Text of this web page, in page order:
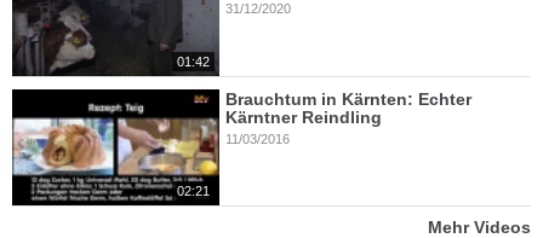
01:42
31/12/2020
02:21
Brauchtum in Kärnten: Echter
Kärntner Reindling
11/03/2016
Mehr Videos